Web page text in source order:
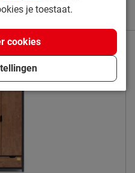
249.-
je toestaat.
cookies